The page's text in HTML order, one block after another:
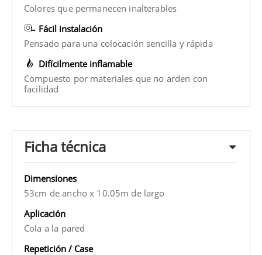
Colores que permanecen inalterables
Fácil instalación
Pensado para una colocación sencilla y rápida
Difícilmente inflamable
Compuesto por materiales que no arden con
facilidad
Ficha técnica
Dimensiones
53cm de ancho x 10.05m de largo
Aplicación
Cola a la pared
Repetición / Case